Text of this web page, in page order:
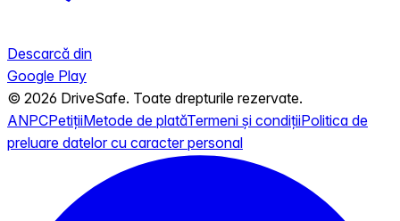
Descarcă din
Google Play
© 2026 DriveSafe. Toate drepturile rezervate.
ANPCPetițiiMetode de platăTermeni și condițiiPolitica de
preluare datelor cu caracter personal